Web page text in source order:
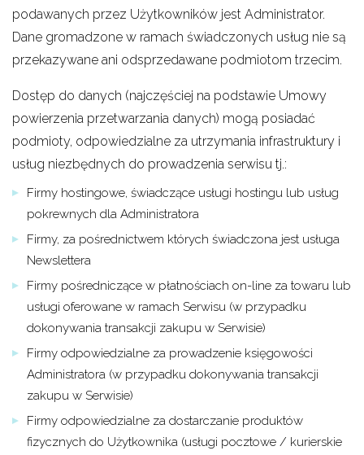
podawanych przez Użytkowników jest Administrator.
Dane gromadzone w ramach świadczonych usług nie są
przekazywane ani odsprzedawane podmiotom trzecim.
Dostęp do danych (najczęściej na podstawie Umowy
powierzenia przetwarzania danych) mogą posiadać
podmioty, odpowiedzialne za utrzymania infrastruktury i
usług niezbędnych do prowadzenia serwisu tj.:
Firmy hostingowe, świadczące usługi hostingu lub usług
pokrewnych dla Administratora
Firmy, za pośrednictwem których świadczona jest usługa
Newslettera
Firmy pośredniczące w płatnościach on-line za towaru lub
usługi oferowane w ramach Serwisu (w przypadku
dokonywania transakcji zakupu w Serwisie)
Firmy odpowiedzialne za prowadzenie księgowości
Administratora (w przypadku dokonywania transakcji
zakupu w Serwisie)
Firmy odpowiedzialne za dostarczanie produktów
fizycznych do Użytkownika (usługi pocztowe / kurierskie